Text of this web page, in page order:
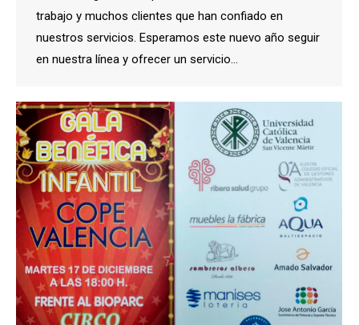
trabajo y muchos clientes que han confiado en
nuestros servicios. Esperamos este nuevo año seguir
en nuestra línea y ofrecer un servicio…